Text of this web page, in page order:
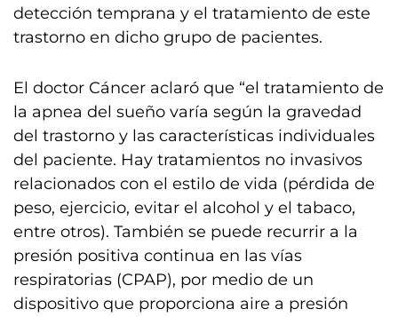
detección temprana y el tratamiento de este
trastorno en dicho grupo de pacientes.
El doctor Cáncer aclaró que “el tratamiento de
la apnea del sueño varía según la gravedad
del trastorno y las características individuales
del paciente. Hay tratamientos no invasivos
relacionados con el estilo de vida (pérdida de
peso, ejercicio, evitar el alcohol y el tabaco,
entre otros). También se puede recurrir a la
presión positiva continua en las vías
respiratorias (CPAP), por medio de un
dispositivo que proporciona aire a presión